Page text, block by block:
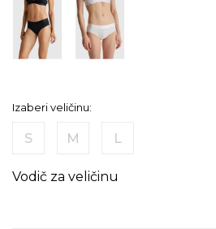
Izaberi veličinu:
S M L
Vodič za veličinu